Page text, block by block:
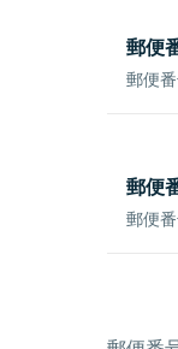
郵便
郵便
郵便
郵便